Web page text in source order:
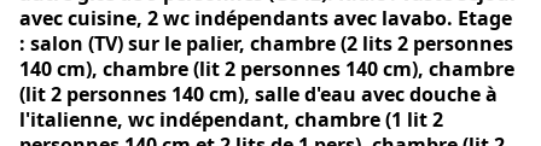
avec cuisine, 2 wc indépendants avec lavabo. Etage
: salon (TV) sur le palier, chambre (2 lits 2 personnes
140 cm), chambre (lit 2 personnes 140 cm), chambre
(lit 2 personnes 140 cm), salle d'eau avec douche à
l'italienne, wc indépendant, chambre (1 lit 2